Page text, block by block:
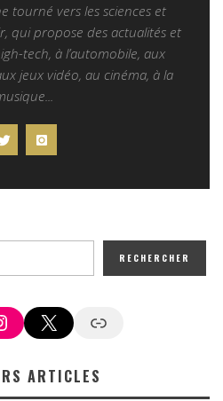
tourné vers les sciences et
qui propose des actualités et
tech, à l’automobile, aux
jeux vidéo, au cinéma, à la
RECHERCHER
X Google News
ARTICLES